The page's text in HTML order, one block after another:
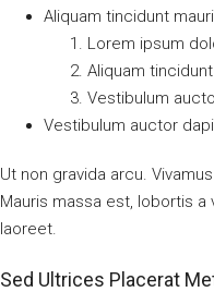
Aliquam tincidunt
Lorem ipsum
Aliquam
Vestibulum
Vestibulum auctor
Ut non gravida arcu.
Mauris massa est, lobortis
laoreet.
Sed Ultrices Placerat